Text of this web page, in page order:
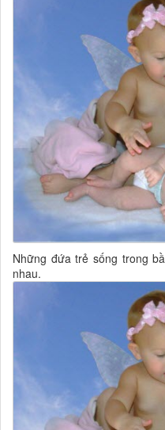
Những đứa trẻ sống trong
nhau.